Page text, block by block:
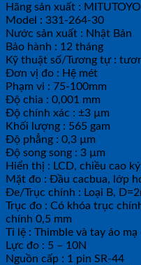
Hãng sản xuất :
Model : 331-264-30
Nước sản xuất : Nhật Bản
Bảo hành : 12 tháng
Kỹ thuật số/Tương tự :
Đơn vị đo : Hệ mét
Phạm vi : 75-100mm
Độ chia : 0,001 mm
Độ chính xác : ±3 µm
Khối lượng : 565 gam
Độ phẳng : 0,3 µm
Độ song song : 3 µm
Hiển thị : LCD, chiều cao
Mặt đo : Đầu cacbua, lớp
Đe/Trục chính : Loại B,
Trục đo : Có khóa trục
chính 0,5 mm
Tỉ lệ : Thimble và tay áo
Lực đo : 5 – 10N
Nguồn cấp : 1 pin SR-44